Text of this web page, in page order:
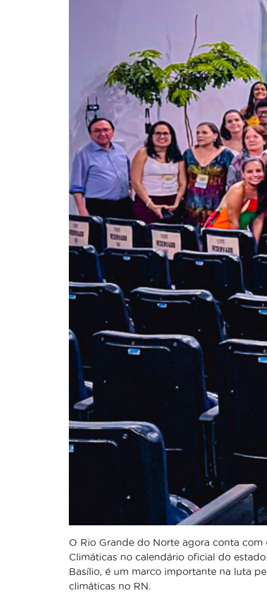
O Rio Grande do Norte agora conta
Climáticas no calendário oficial do
Basílio, é um marco importante na luta
climáticas no RN.